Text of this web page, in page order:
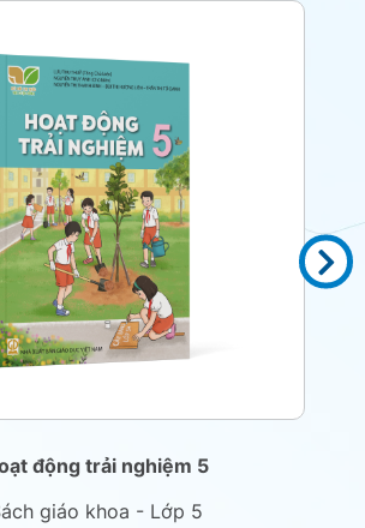
động trải nghiệm 5
giáo khoa - Lớp 5